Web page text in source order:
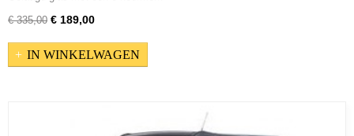
€ 335,00 € 189,00
IN WINKELWAGEN